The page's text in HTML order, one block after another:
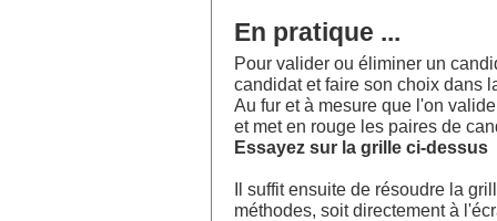
En pratique ...
Pour valider ou éliminer un
candidat et faire son choix dans
Au fur et à mesure que l'on
et met en rouge les paires de
Essayez sur la grille ci-dessus
Il suffit ensuite de résoudre la
méthodes, soit directement à